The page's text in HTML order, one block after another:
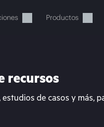
Productos
recursos
de casos y más,